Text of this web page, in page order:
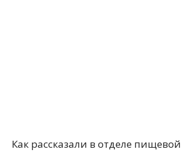
Как рассказали в отделе пищевой